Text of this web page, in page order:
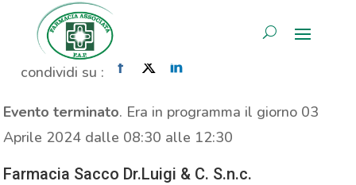
AREA RISERVATA
Propaganda Carnidyn Plus
Home» Evento» Propaganda Carnidyn Plus
condividi su :
Evento terminato. Era in programma il giorno 03
Aprile 2024 dalle 08:30 alle 12:30
Farmacia Sacco Dr.Luigi & C. S.n.c.